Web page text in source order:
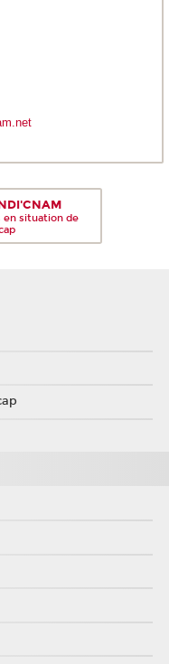
en situation de